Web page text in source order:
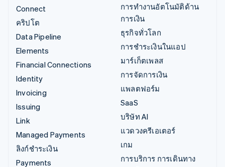
Connect
คริปโต
Data Pipeline
Elements
Financial Connections
Identity
Invoicing
Issuing
Link
Managed Payments
ลิงก์ชำระเงิน
Payments
การทำงานอัตโนมัติด้าน
การเงิน
ธุรกิจทั่วโลก
การชำระเงินในแอป
มาร์เก็ตเพลส
การจัดการเงิน
แพลตฟอร์ม
SaaS
บริษัท AI
แวดวงครีเอเตอร์
เกม
การบริการ การเดินทาง